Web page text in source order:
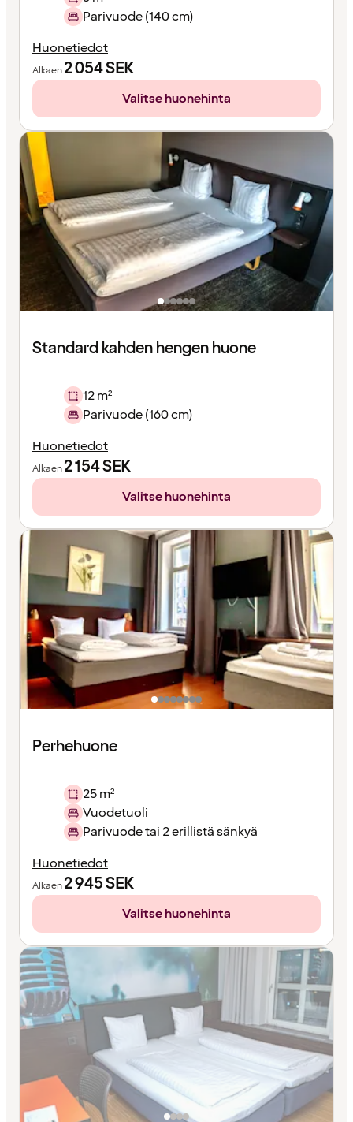
Parivuode (140 cm)
Huonetiedot
Alkaen2 054SEK
Valitse huonehinta
Standard kahden hengen huone
12 m²
Parivuode (160 cm)
Huonetiedot
Alkaen2 154SEK
Valitse huonehinta
Perhehuone
25 m²
Vuodetuoli
Parivuode tai 2 erillistä sänkyä
Huonetiedot
Alkaen2 945SEK
Valitse huonehinta